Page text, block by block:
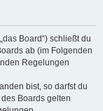
Board“) schließt du
ab (im Folgenden
Regelungen
bist, so darfst du
Boards gelten